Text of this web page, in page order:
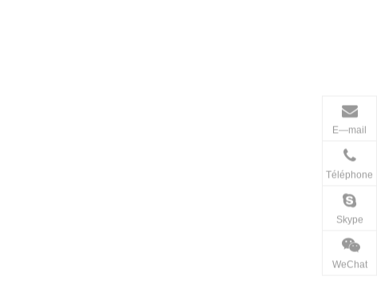
E—mail
Téléphone
Skype
WeChat